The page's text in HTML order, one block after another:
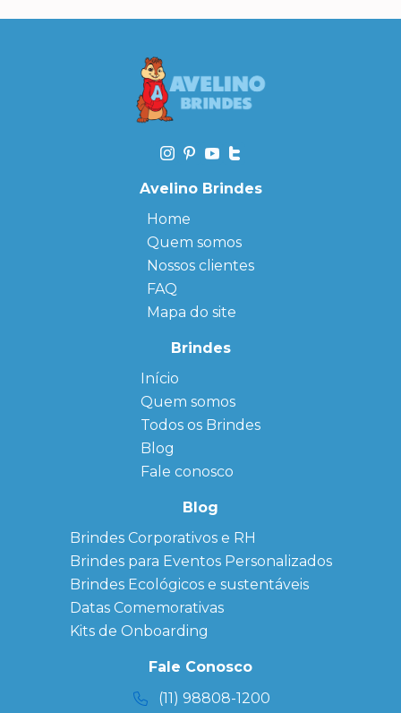
Avelino Brindes
Home
Quem somos
Nossos clientes
FAQ
Mapa do site
Brindes
Início
Quem somos
← Back
FAQ
Sitemap
Todos os Brindes
← Back
Agendas
Personalizadas
Personalizado
personalizados
Brindes
Corporativos
Copos Térmicos
Personalizados
Datas Especiais
Ecobag
Personalizada
Kits
Blog
Fale conosco
Blog
Brindes Corporativos e RH
Brindes para Eventos Personalizados
Brindes Ecológicos e sustentáveis
Datas Comemorativas
Kits de Onboarding
Fale Conosco
(11) 98808-1200